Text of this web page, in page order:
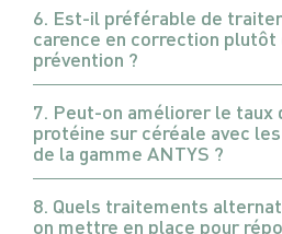
6. Est-il préférable de
carence en correction plutôt
prévention ?
7. Peut-on améliorer le taux
protéine sur céréale avec
de la gamme ANTYS ?
8. Quels traitements
on mettre en place pour